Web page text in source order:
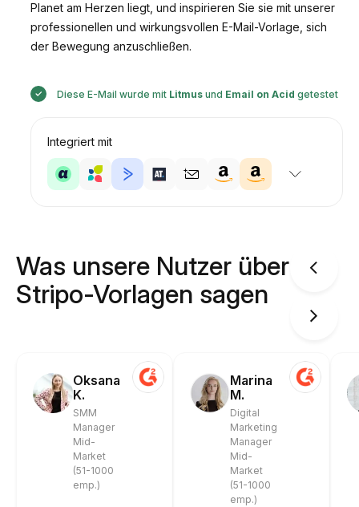
Planet am Herzen liegt, und inspirieren Sie sie mit unserer
professionellen und wirkungsvollen E-Mail-Vorlage, sich
der Bewegung anzuschließen.
Diese E-Mail wurde mit Litmusund Email on Acid getestet
Integriert mit
Was unsere Nutzer über
Stripo-Vorlagen sagen
Oksana
K.
SMM
Manager
Mid-
Market
(51-1000
emp.)
Marina
M.
Digital
Marketing
Manager
Mid-
Market
(51-1000
emp.)